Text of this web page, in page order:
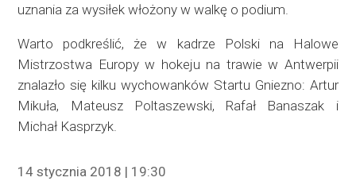
uznania za wysiłek włożony w walkę o podium.
Warto podkreślić, że w kadrze Polski na Halowe
Mistrzostwa Europy w hokeju na trawie w Antwerpii
znalazło się kilku wychowanków Startu Gniezno: Artur
Mikuła, Mateusz Poltaszewski, Rafał Banaszak i
Michał Kasprzyk.
14 stycznia 2018 | 19:30